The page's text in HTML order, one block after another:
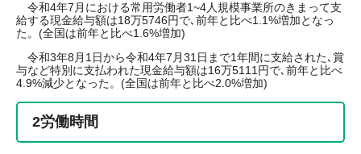
令和4年7月における常用労働者1~4人規模事業所のきまって支
給する現金給与額は18万5746円で､前年と比べ1.1%増加となっ
た。(全国は前年と比べ1.6%増加)
令和3年8月1日から令和4年7月31日まで1年間に支給された､賞
与など特別に支払われた現金給与額は16万5111円で､前年と比べ
4.9%減少となった。(全国は前年と比べ2.0%増加)
2労働時間